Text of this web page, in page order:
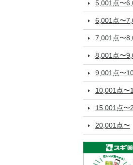
5,001点〜
6,001点〜
7,001点〜
8,001点〜
9,001点〜
10,001点〜
15,001点〜
20,001点〜